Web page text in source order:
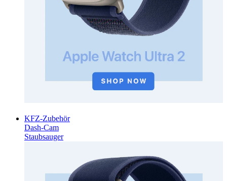
KFZ-Zubehör
Dash-Cam
Staubsauger